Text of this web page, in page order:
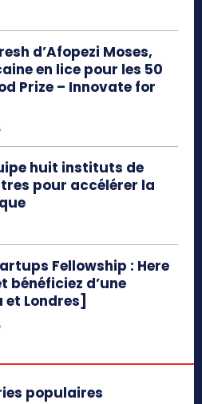
d’Afopezi Moses,
en lice pour les 50
Prize – Innovate for
huit instituts de
pour accélérer la
Fellowship : Here
bénéficiez d’une
Londres]
populaires